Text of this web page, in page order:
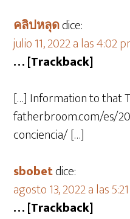
คลิปหลุดdice:
julio 11, 2022 a las 4:02
… [Trackback]
[…] Information to that
fatherbroom.com/es/
conciencia/ […]
sbobetdice:
agosto 13, 2022 a las
… [Trackback]